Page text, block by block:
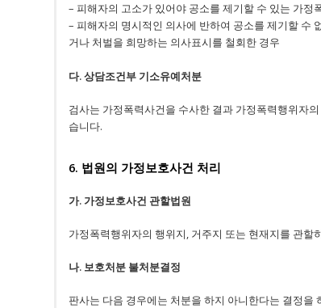
– 피해자의 고소가 있어야 공소를 제기할 수 있는 가정
– 피해자의 명시적인 의사에 반하여 공소를 제기할 수
거나 처벌을 희망하는 의사표시를 철회한 경우
다. 상담조건부 기소유예처분
검사는 가정폭력사건을 수사한 결과 가정폭력행위자
습니다.
6. 법원의 가정보호사건 처리
가. 가정보호사건 관할법원
가정폭력행위자의 행위지, 거주지 또는 현재지를 관할
나. 보호처분 불처분결정
판사는 다음 경우에는 처분을 하지 아니한다는 결정을